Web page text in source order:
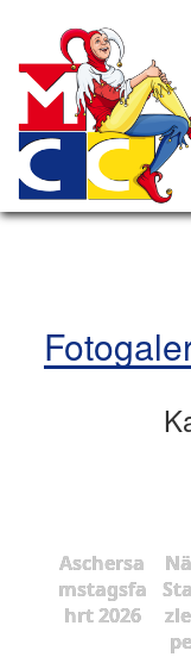
Aschersa
mstagsfa
hrt 2026